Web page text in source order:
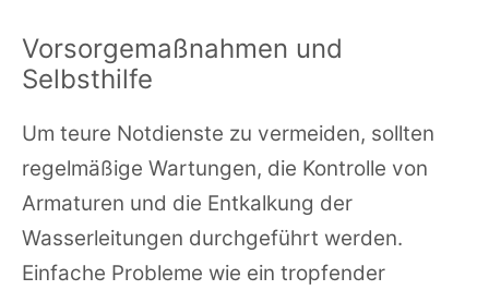
Vorsorgemaßnahmen und
Selbsthilfe
Um teure Notdienste zu vermeiden, sollten
regelmäßige Wartungen, die Kontrolle von
Armaturen und die Entkalkung der
Wasserleitungen durchgeführt werden.
Einfache Probleme wie ein tropfender